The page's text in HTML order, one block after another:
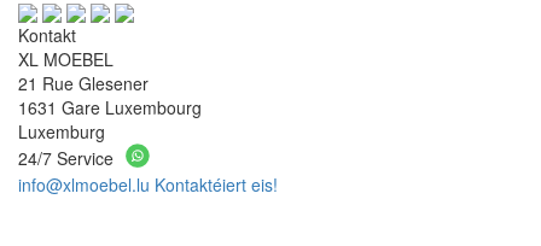
Kontakt
XL MOEBEL
21 Rue Glesener
1631 Gare Luxembourg
Luxemburg
24/7 Service
info@xlmoebel.lu Kontaktéiert eis!